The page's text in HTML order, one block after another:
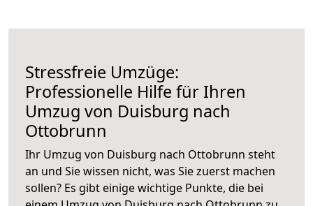
Stressfreie Umzüge:
Professionelle Hilfe für Ihren
Umzug von Duisburg nach
Ottobrunn
Ihr Umzug von Duisburg nach Ottobrunn steht
an und Sie wissen nicht, was Sie zuerst machen
sollen? Es gibt einige wichtige Punkte, die bei